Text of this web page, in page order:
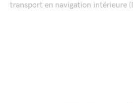
transport en navigation intérieure